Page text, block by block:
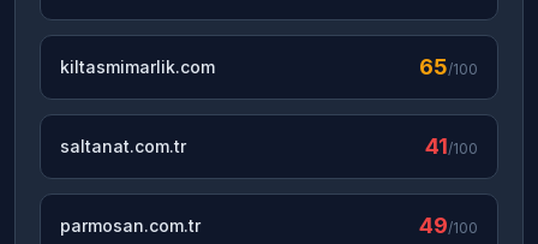
kiltasmimarlik.com 65/100
saltanat.com.tr 41/100
parmosan.com.tr 49/100